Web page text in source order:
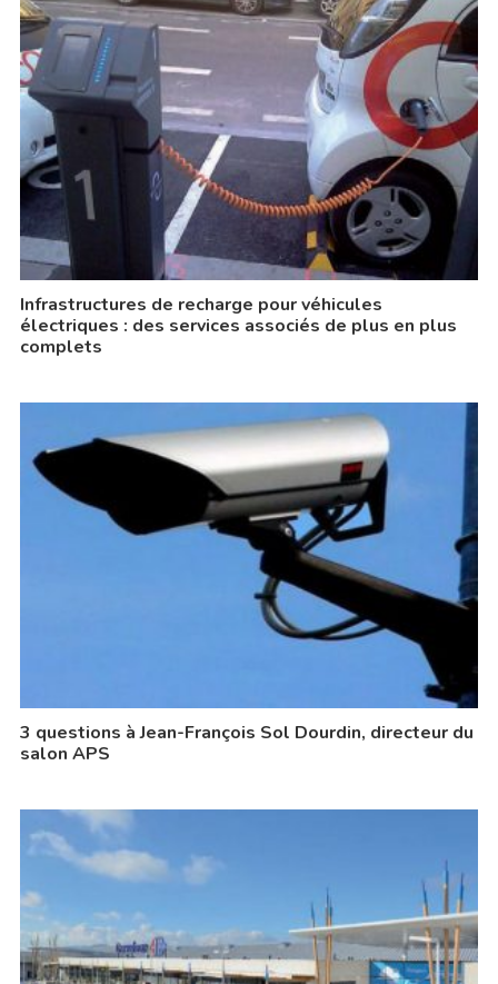
Infrastructures de recharge pour véhicules
électriques : des services associés de plus en plus
complets
3 questions à Jean-François Sol Dourdin, directeur du
salon APS